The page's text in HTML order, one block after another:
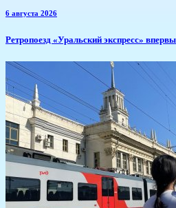
6 августа 2026
​Ретропоезд «Уральский экспресс»